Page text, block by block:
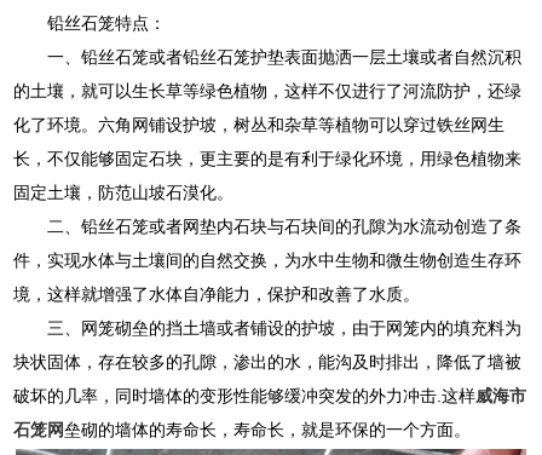
铅丝石笼特点：
一、铅丝石笼或者铅丝石笼护垫表面抛洒一层土壤或者自然沉积
的土壤，就可以生长草等绿色植物，这样不仅进行了河流防护，还绿
化了环境。六角网铺设护坡，树丛和杂草等植物可以穿过铁丝网生
长，不仅能够固定石块，更主要的是有利于绿化环境，用绿色植物来
固定土壤，防范山坡石漠化。
二、铅丝石笼或者网垫内石块与石块间的孔隙为水流动创造了条
件，实现水体与土壤间的自然交换，为水中生物和微生物创造生存环
境，这样就增强了水体自净能力，保护和改善了水质。
三、网笼砌垒的挡土墙或者铺设的护坡，由于网笼内的填充料为
块状固体，存在较多的孔隙，渗出的水，能沟及时排出，降低了墙被
破坏的几率，同时墙体的变形性能够缓冲突发的外力冲击.这样威海市
石笼网垒砌的墙体的寿命长，寿命长，就是环保的一个方面。